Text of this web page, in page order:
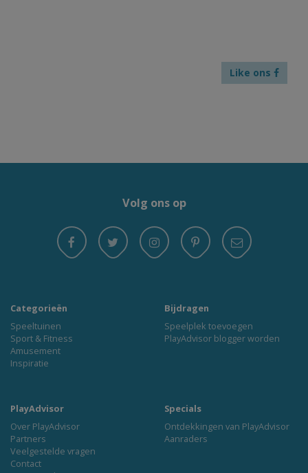
Like ons
Volg ons op
Categorieën
Speeltuinen
Sport & Fitness
Amusement
Inspiratie
Bijdragen
Speelplek toevoegen
PlayAdvisor blogger worden
PlayAdvisor
Over PlayAdvisor
Partners
Veelgestelde vragen
Contact
Specials
Ontdekkingen van PlayAdvisor
Aanraders